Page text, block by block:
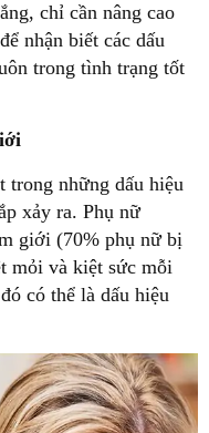
chỉ cần nâng cao
nhận biết các dấu
trong tình trạng tốt
những dấu hiệu
xảy ra. Phụ nữ
giới (70% phụ nữ bị
mỏi và kiệt sức mỗi
có thể là dấu hiệu